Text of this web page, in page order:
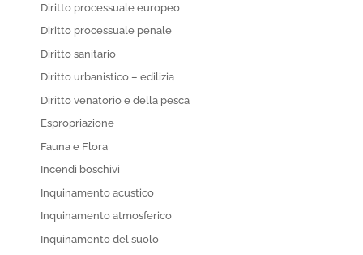
Diritto processuale europeo
Diritto processuale penale
Diritto sanitario
Diritto urbanistico – edilizia
Diritto venatorio e della pesca
Espropriazione
Fauna e Flora
Incendi boschivi
Inquinamento acustico
Inquinamento atmosferico
Inquinamento del suolo